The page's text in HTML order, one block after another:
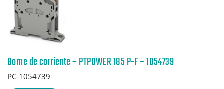
Borne de corriente – PTPOWER 185 P-F – 1054739
PC-1054739